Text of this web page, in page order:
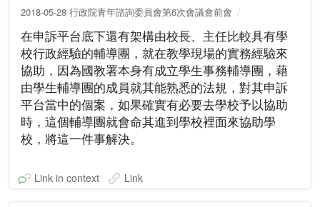
2018-05-28 行政院青年諮詢委員會第6次會議會前會
在申訴平台底下還有架構由校長、主任比較具有學
校行政經驗的輔導團，就在教學現場的實務經驗來
協助，因為國教署本身有成立學生事務輔導團，藉
由學生輔導團的成員就其能熟悉的法規，對其申訴
平台當中的個案，如果確實有必要去學校予以協助
時，這個輔導團就會命其進到學校裡面來協助學
校，將這一件事解決。
Link in context Link